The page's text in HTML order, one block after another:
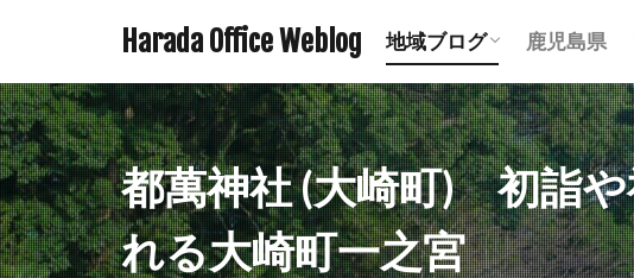
Harada Office Weblog 地域ブログ
アニメ聖地記事 まとめ
ミステリースポット ま
珍スポット まとめ
遺構探訪記事 まとめ
鉄道関連記事 まとめ
ダムの記事 まとめ
鹿児島の神社一覧
宮崎の神社一覧
熊本の神社一覧
鹿児島県
都萬神社 (大崎町) 初詣
れる大崎町一之宮